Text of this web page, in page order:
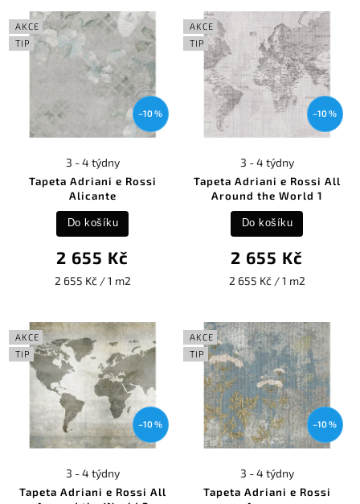
AKCE
TIP
–10 %
Tapeta Adriani e Rossi
Alicante
3 - 4 týdny
2 655 Kč
2 655 Kč / 1 m2
Do košíku
AKCE
TIP
–10 %
Tapeta Adriani e Rossi All
Around the World 1
3 - 4 týdny
2 655 Kč
2 655 Kč / 1 m2
Do košíku
AKCE
TIP
–10 %
Tapeta Adriani e Rossi All
3 - 4 týdny
AKCE
TIP
–10 %
Tapeta Adriani e Rossi
3 - 4 týdny